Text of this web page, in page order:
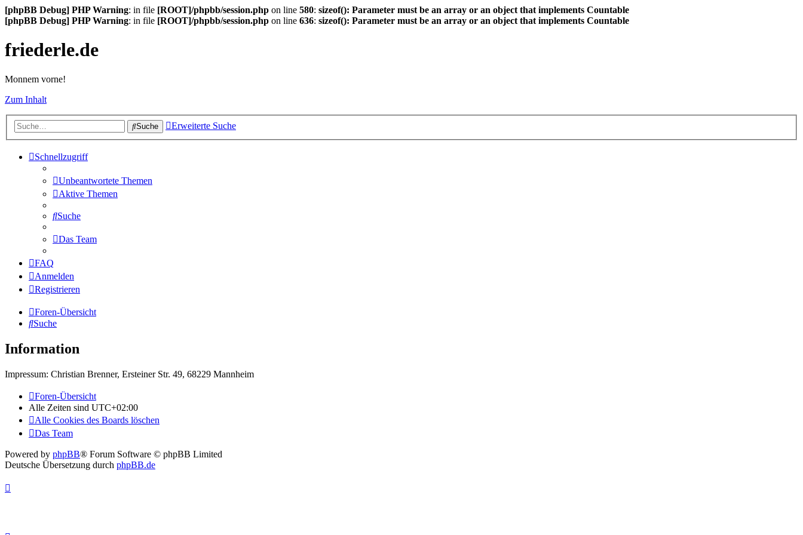
[phpBB Debug] PHP Warning: in file [ROOT]/phpbb/session.php on line 580: sizeof(): Parameter must be an array or an object that implements Countable
[phpBB Debug] PHP Warning: in file [ROOT]/phpbb/session.php on line 636: sizeof(): Parameter must be an array or an object that implements Countable
friederle.de
Monnem vorne!
Zum Inhalt
Suche Erweiterte Suche
Schnellzugriff
Unbeantwortete Themen
Aktive Themen
Suche
Das Team
FAQ
Anmelden
Registrieren
Foren-Übersicht
Suche
Information
Impressum: Christian Brenner, Ersteiner Str. 49, 68229 Mannheim
Foren-Übersicht
Alle Zeiten sind UTC+02:00
Alle Cookies des Boards löschen
Das Team
Powered by phpBB® Forum Software © phpBB Limited
Deutsche Übersetzung durch phpBB.de